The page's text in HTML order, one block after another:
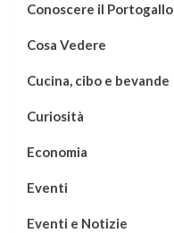
Conoscere il Portogallo
Cosa Vedere
Cucina, cibo e bevande
Curiosità
Economia
Eventi
Eventi e Notizie